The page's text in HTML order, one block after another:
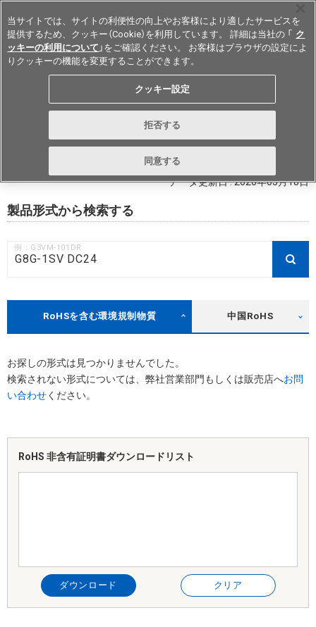
Japan
RoHS対応状況 / 非含有証明書ダウ
ンロード
データ更新日 : 2026年03月18日
製品形式から検索する
例：G3VM-101DR
RoHSを含む環境規制物質 中国RoHS
お探しの形式は見つかりませんでした。
検索されない形式については、弊社営業部門もしくは販売店へお問
い合わせください。
RoHS 非含有証明書ダウンロードリスト
ダウンロード クリア
当サイトでは、サイトの利便性の向上やお客様により適したサービスを
提供するため、クッキー（Cookie）を利用しています。 詳細は当社の 「 ク
ッキーの利用について 」をご確認ください。 お客様はブラウザの設定によ
りクッキーの機能を変更することができます。
クッキー設定
拒否する
同意する